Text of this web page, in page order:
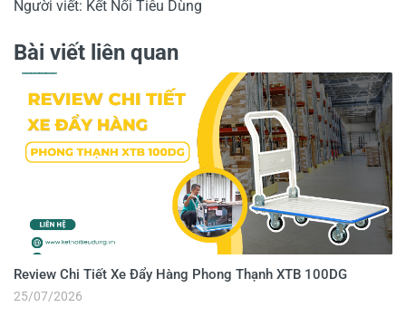
Người viết: Kết Nối Tiêu Dùng
Bài viết liên quan
Review Chi Tiết Xe Đẩy Hàng Phong Thạnh XTB 100DG
25/07/2026